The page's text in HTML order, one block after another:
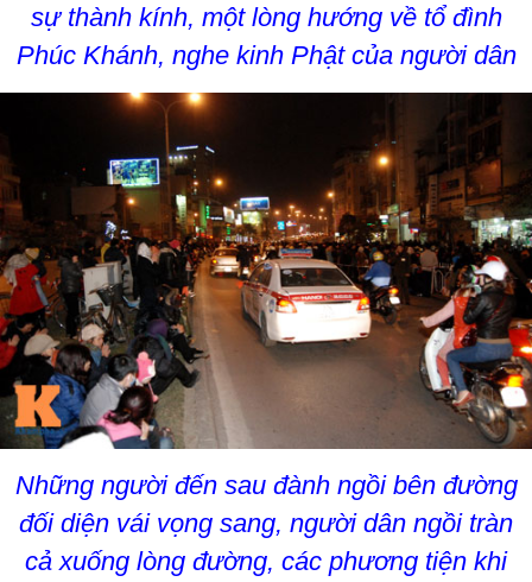
sự thành kính, một lòng hướng về tổ đình
Phúc Khánh, nghe kinh Phật của người dân
Những người đến sau đành ngồi bên đường
đối diện vái vọng sang, người dân ngồi tràn
cả xuống lòng đường, các phương tiện khi